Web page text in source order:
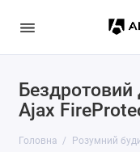
Бездротовий
Ajax
Головна Розумний